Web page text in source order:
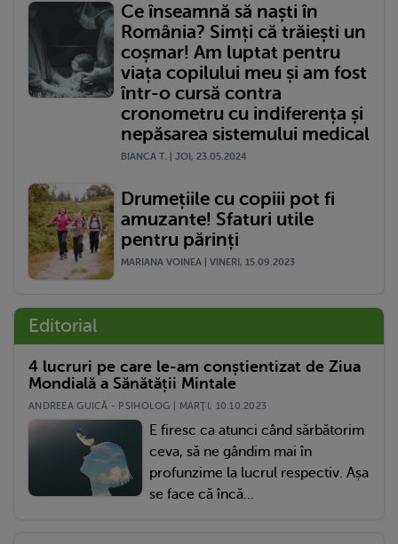
Ce înseamnă să naști în
România? Simți că trăiești un
coșmar! Am luptat pentru
viața copilului meu și am fost
într-o cursă contra
cronometru cu indiferența și
nepăsarea sistemului medical
BIANCA T. | JOI, 23.05.2024
Drumețiile cu copiii pot fi
amuzante! Sfaturi utile
pentru părinți
MARIANA VOINEA | VINERI, 15.09.2023
Editorial
4 lucruri pe care le-am conștientizat de Ziua
Mondială a Sănătății Mintale
ANDREEA GUICĂ - PSIHOLOG | MARŢI, 10.10.2023
E firesc ca atunci când sărbătorim
ceva, să ne gândim mai în
profunzime la lucrul respectiv. Așa
se face că încă...